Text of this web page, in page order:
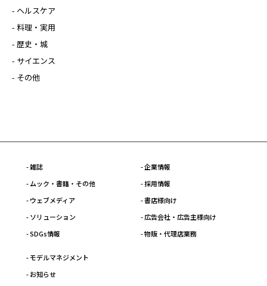
- ヘルスケア
- 料理・実用
- 歴史・城
- サイエンス
- その他
- 雑誌
- ムック・書籍・その他
- ウェブメディア
- ソリューション
- SDGs情報
- 企業情報
- 採用情報
- 書店様向け
- 広告会社・広告主様向け
- 物販・代理店業務
- モデルマネジメント
- お知らせ